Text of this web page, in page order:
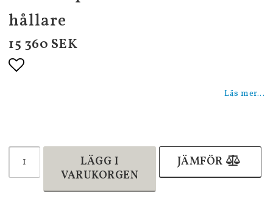
hållare
15 360 SEK
Läs mer...
LÄGG I
VARUKORGEN
JÄMFÖR